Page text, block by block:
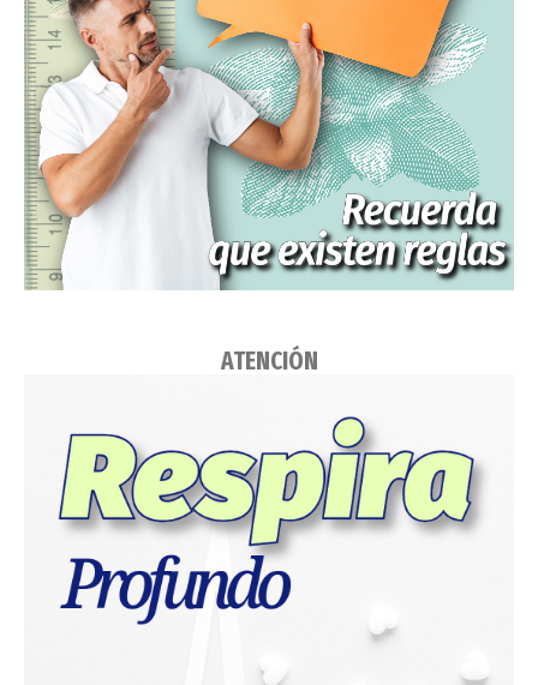
ATENCIÓN